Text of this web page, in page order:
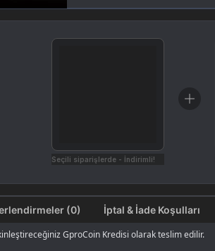
Seçili siparişlerde - İndirimli!
Değerlendirmeler (0) İptal & İade Koşulları
GproCoin Kredisi olarak teslim edilir.